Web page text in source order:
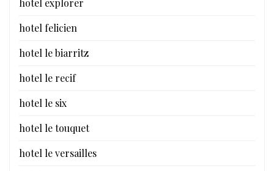
hotel explorer
hotel felicien
hotel le biarritz
hotel le recif
hotel le six
hotel le touquet
hotel le versailles